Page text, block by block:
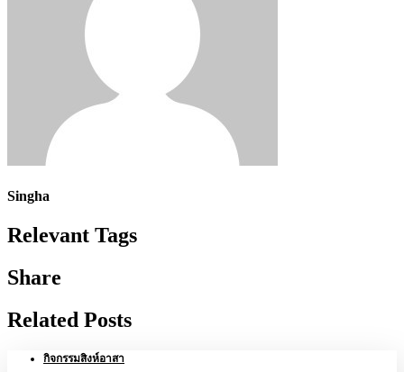
Singha
Relevant Tags
Share
Related Posts
กิจกรรมสิงห์อาสา